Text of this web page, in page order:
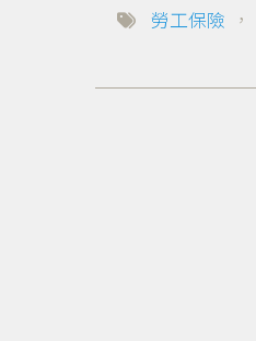
勞工保險 ，